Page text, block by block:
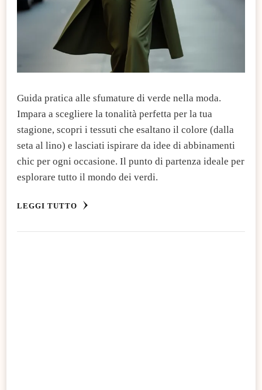
Guida pratica alle sfumature di verde nella moda.
Impara a scegliere la tonalità perfetta per la tua
stagione, scopri i tessuti che esaltano il colore (dalla
seta al lino) e lasciati ispirare da idee di abbinamenti
chic per ogni occasione. Il punto di partenza ideale per
esplorare tutto il mondo dei verdi.
LEGGI TUTTO